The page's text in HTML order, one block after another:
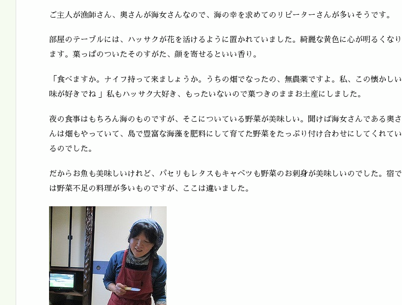
ご主人が漁師さん、奥さんが海女さんなので、海の幸を求めてのリピーターさんが多いそうです。
部屋のテーブルには、ハッサクが花を活けるように置かれていました。綺麗な黄色に心が明るくなり
ます。葉っぱのついたそのすがた、顔を寄せるといい香り。
「食べますか。ナイフ持って来ましょうか。うちの畑でなったの、無農薬ですよ。私、この懐かしい
味が好きでね 」私もハッサク大好き、もったいないので葉つきのままお土産にしました。
夜の食事はもちろん海のものですが、そこについている野菜が美味しい。聞けば海女さんである奥さ
んは畑もやっていて、島で豊富な海藻を肥料にして育てた野菜をたっぷり付け合わせにしてくれてい
るのでした。
だからお魚も美味しいけれど、パセリもレタスもキャベツも野菜のお刺身が美味しいのでした。宿で
は野菜不足の料理が多いものですが、ここは違いました。